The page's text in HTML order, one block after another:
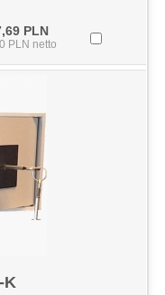
PLN
PLN netto
K